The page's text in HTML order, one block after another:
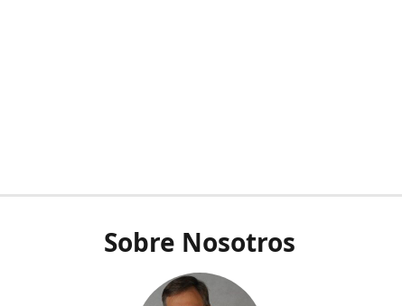
Sobre Nosotros